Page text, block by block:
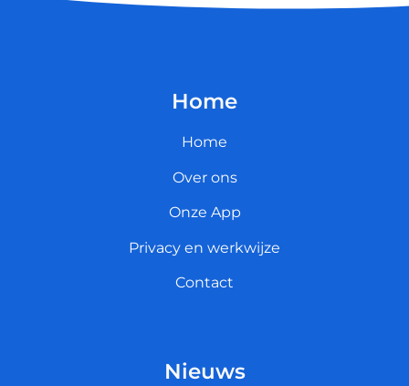
Home
Home
Over ons
Onze App
Privacy en werkwijze
Contact
Nieuws